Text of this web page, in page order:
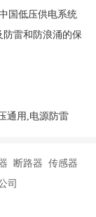
国低压供电系统
防雷和防浪涌的保
通用,电源防雷
断路器 传感器
司